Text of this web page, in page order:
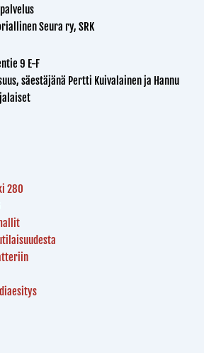
Seura ry, SRK
9 E-F
säestäjänä Pertti Kuivalainen ja Hannu
280